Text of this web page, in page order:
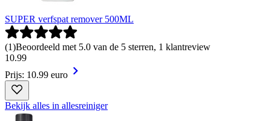
SUPER verfspat remover 500ML
(1)Beoordeeld met 5.0 van de 5 sterren, 1 klantreview
10.99
Prijs: 10.99 euro
Bekijk alles in allesreiniger